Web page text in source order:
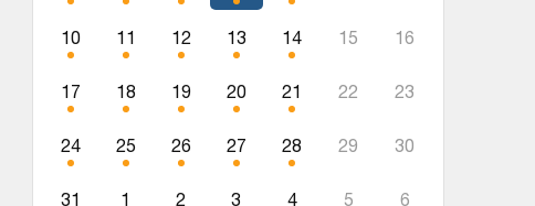
10 11 12 13 14 15 16
17 18 19 20 21 22 23
24 25 26 27 28 29 30
31 1 2 3 4 5 6